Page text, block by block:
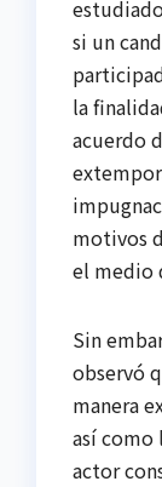
si un
la
acuerdo
motivos
el medio
Sin
observó
manera
así
actor